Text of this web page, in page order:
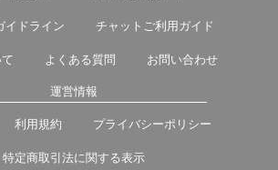
イドライン チャットご利用ガイド
よくある質問 お問い合わせ
運営情報
利用規約 プライバシーポリシー
特定商取引法に関する表示